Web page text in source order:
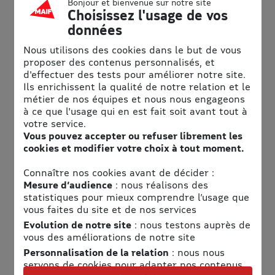
CITADINES APART'HOTEL
Voyager, me sentir chez moi,
partout où je vais !
Découvrez en Europe les 40 résidences
Citadines, lyf et Somerset le temps d’un
week-end ou de vos vacances.
Profitez d’une formule de séjour unique dans les résidences
avec :
- Un emplacement privilégié au cœur des plus grandes
villes européennes : Londres, Amsterdam, Vienne, Berlin,
Munich, Barcelone, Lyon, Bruxelles, et bien d’autres…
et françaises : Paris, Lyon, Strasbourg, Montpellier,
Toulouse, Nantes,…
- Confort et espace des studios ou des appartements avec
cuisine entièrement équipées.
Choisissez l'usage de vos
données
Nous utilisons des cookies dans le but de vous
proposer des contenus personnalisés, et
d'effectuer des tests pour améliorer notre site.
Ils enrichissent la qualité de notre relation et le
métier de nos équipes et nous nous engageons
à ce que l'usage qui en est fait soit avant tout à
votre service.
Vous pouvez accepter ou refuser librement les
cookies et modifier votre choix à tout moment.
Connaître nos cookies avant de décider :
Mesure d’audience: nous réalisons des
statistiques pour mieux comprendre l’usage que
vous faites du site et de nos services
Evolution de notre site: nous testons auprès de
vous des améliorations de notre site
Personnalisation de la relation : nous nous
servons de cookies pour adapter nos contenus